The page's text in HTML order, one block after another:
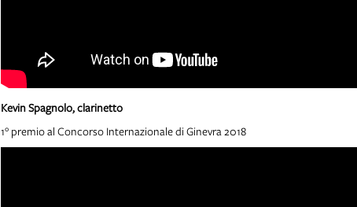
Kevin Spagnolo, clarinetto
1° premio al Concorso Internazionale di Ginevra 2018